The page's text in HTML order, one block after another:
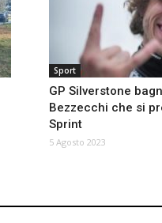
Sport
GP Silverstone
Bezzecchi che si
Sprint
5 Agosto 2023